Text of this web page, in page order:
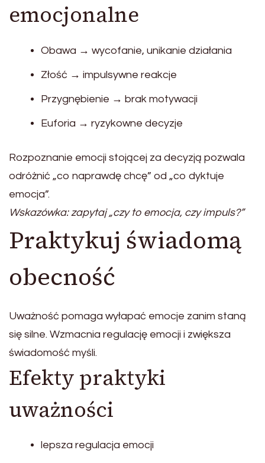
emocjonalne
Obawa → wycofanie, unikanie działania
Złość → impulsywne reakcje
Przygnębienie → brak motywacji
Euforia → ryzykowne decyzje
Rozpoznanie emocji stojącej za decyzją pozwala
odróżnić „co naprawdę chcę” od „co dyktuje
emocja”.
Wskazówka: zapytaj „czy to emocja, czy impuls?”
Praktykuj świadomą
obecność
Uważność pomaga wyłapać emocje zanim staną
się silne. Wzmacnia regulację emocji i zwiększa
świadomość myśli.
Efekty praktyki
uważności
lepsza regulacja emocji